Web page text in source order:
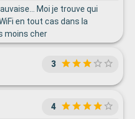
Moi je trouve qui
en tout cas dans la
moins cher
3
4